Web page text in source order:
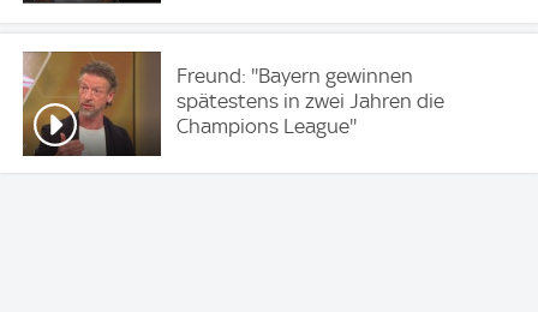
Freund: ''Bayern gewinnen
spätestens in zwei Jahren die
Champions League''